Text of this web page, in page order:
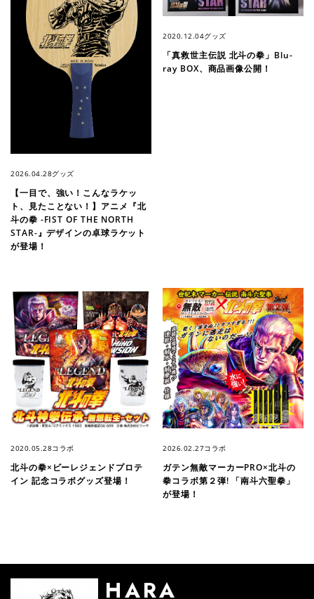
2026.04.28グッズ
【一目で、強い！こんなラケッ
ト、見たことない！】アニメ『北
斗の拳 -FIST OF THE NORTH
STAR-』デザインの卓球ラケット
が登場！
2020.12.04グッズ
「真救世主伝説 北斗の拳」Blu-
ray BOX、商品画像公開！
2020.05.28コラボ
北斗の拳×ビーレジェンドプロテ
イン 記念コラボグッズ登場！
2026.02.27コラボ
ガテン無敵マーカーPRO×北斗の
拳コラボ第２弾! 「南斗六聖拳」
が登場！
HARA